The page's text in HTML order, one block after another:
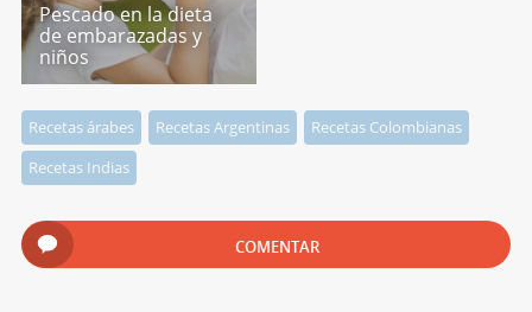
Pescado en la dieta
de embarazadas y
niños
Recetas árabes Recetas Argentinas
Recetas Colombianas
Recetas Indias
COMENTAR